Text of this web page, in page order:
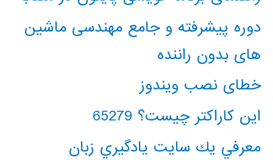
دوره پیشرفته و جامع مهندسی ماشین
های بدون راننده
خطای نصب ویندوز
این کاراکتر چیست؟ 65279
معرفي يك سايت يادگيري زبان